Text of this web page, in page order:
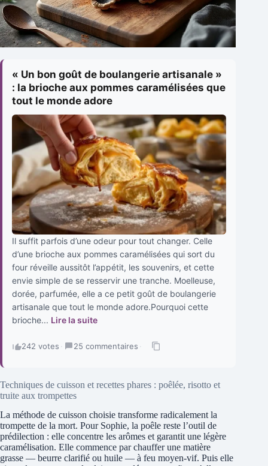
« Un bon goût de boulangerie artisanale »
: la brioche aux pommes caramélisées que
tout le monde adore
Il suffit parfois d’une odeur pour tout changer. Celle
d’une brioche aux pommes caramélisées qui sort du
four réveille aussitôt l’appétit, les souvenirs, et cette
envie simple de se resservir une tranche. Moelleuse,
dorée, parfumée, elle a ce petit goût de boulangerie
artisanale que tout le monde adore.Pourquoi cette
brioche... Lire la suite
242 votes · 25 commentaires ·
Techniques de cuisson et recettes phares : poêlée, risotto et
truite aux trompettes
La méthode de cuisson choisie transforme radicalement la
trompette de la mort. Pour Sophie, la poêle reste l’outil de
prédilection : elle concentre les arômes et garantit une légère
caramélisation. Elle commence par chauffer une matière
grasse — beurre clarifié ou huile — à feu moyen-vif. Puis elle